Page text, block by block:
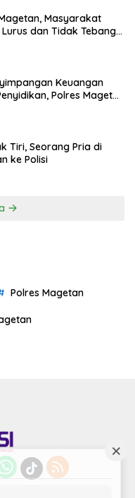
Masyarakat
dan Tidak Tebang
Keuangan
Polres Magetan
Tiri, Seorang Pria di
ke Polisi
Polres Magetan